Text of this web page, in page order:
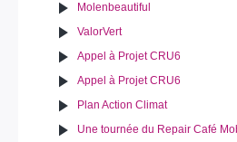
Molenbeautiful
ValorVert
Appel à Projet CRU6
Appel à Projet CRU6
Plan Action Climat
Une tournée du Repair Café